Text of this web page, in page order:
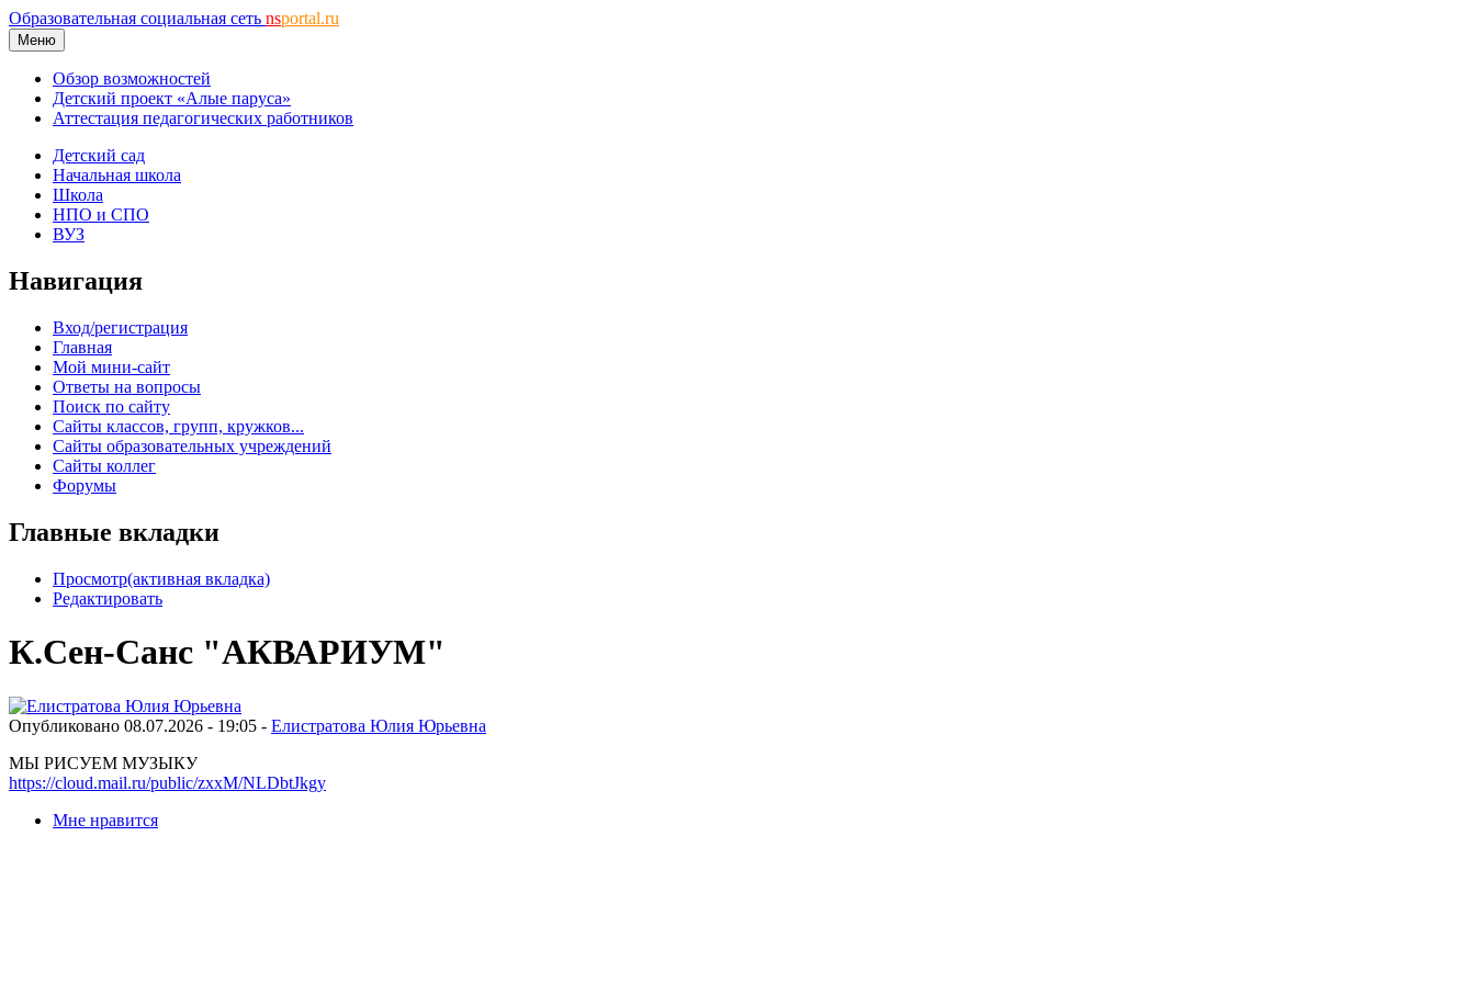
Образовательная социальная сеть nsportal.ru
Меню
Обзор возможностей
Детский проект «Алые паруса»
Аттестация педагогических работников
Детский сад
Начальная школа
Школа
НПО и СПО
ВУЗ
Навигация
Вход/регистрация
Главная
Мой мини-сайт
Ответы на вопросы
Поиск по сайту
Сайты классов, групп, кружков...
Сайты образовательных учреждений
Сайты коллег
Форумы
Главные вкладки
Просмотр(активная вкладка)
Редактировать
К.Сен-Санс "АКВАРИУМ"
Опубликовано 08.07.2026 - 19:05 - Елистратова Юлия Юрьевна
МЫ РИСУЕМ МУЗЫКУ
https://cloud.mail.ru/public/zxxM/NLDbtJkgy
Мне нравится